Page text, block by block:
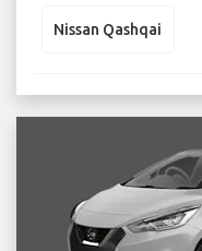
Nissan Qashqai